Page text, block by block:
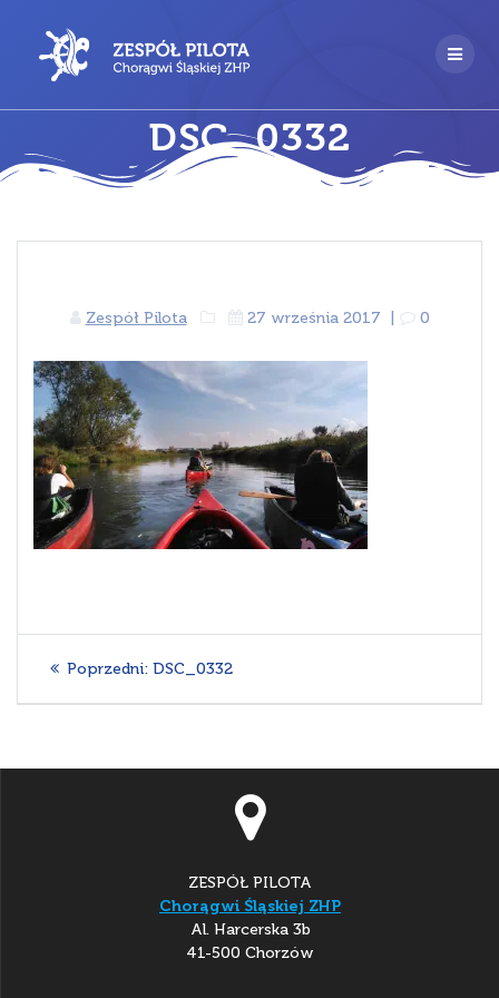
treści
DSC_0332
Zespół Pilota 27 września 2017 0
Nawigacja
wpisu
Poprzedni: Poprzedni
DSC_0332
ZESPÓŁ PILOTA
Chorągwi Śląskiej ZHP
Al. Harcerska 3b
41-500 Chorzów